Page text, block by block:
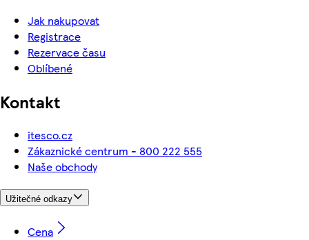
Jak nakupovat
Registrace
Rezervace času
Oblíbené
Kontakt
itesco.cz
Zákaznické centrum - 800 222 555
Naše obchody
Užitečné odkazy
Cena